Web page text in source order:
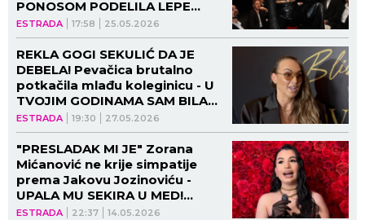
ESTRADA 17:58 25.05.2026
PONOSOM PODELILA LEPE
VESTI!
ESTRADA 19:30 27.05.2026
REKLA GOGI SEKULIĆ DA JE
DEBELA! Pevačica brutalno
potkačila mlađu koleginicu - U
TVOJIM GODINAMA SAM BILA
TOP MODEL!
ESTRADA 22:37 14.05.2026
"PRESLADAK MI JE" Zorana
Mićanović ne krije simpatije
prema Jakovu Jozinoviću -
UPALA MU SEKIRA U MED!
(VIDEO)